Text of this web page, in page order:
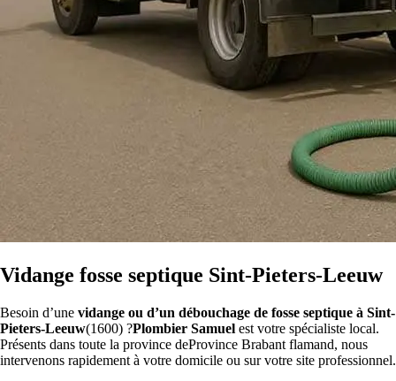
Vidange fosse septique Sint-Pieters-Leeuw
Besoin d’une vidange ou d’un débouchage de fosse septique à Sint-
Pieters-Leeuw(1600) ?Plombier Samuel est votre spécialiste local.
Présents dans toute la province deProvince Brabant flamand, nous
intervenons rapidement à votre domicile ou sur votre site professionnel.